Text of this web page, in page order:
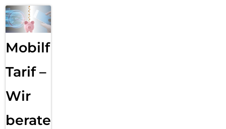
Mobilfunk
Tarif –
Wir
beraten